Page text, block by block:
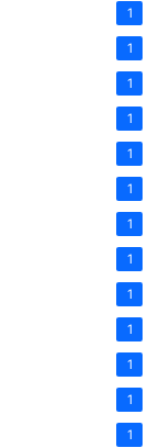
1
1
1
1
1
1
1
1
1
1
1
1
1